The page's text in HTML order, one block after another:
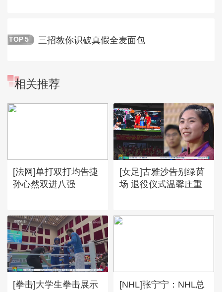
TOP 5 三招教你识破真假全麦面包
相关推荐
[法网]单打双打均告捷
孙心然双进八强
[女足]古雅沙告别绿茵
场 退役仪式温馨庄重
[拳击]大学生拳击展示
[NHL]张宁宁：NHL总